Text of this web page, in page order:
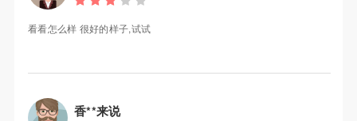
看看怎么样 很好的样子,试试
香**来说